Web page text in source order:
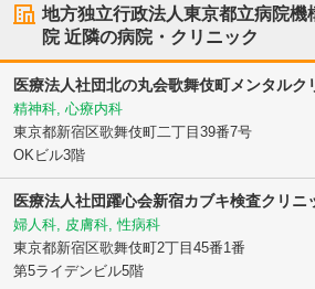
地方独立行政法人東京都立病院機
院近隣の病院・クリニック
医療法人社団北の丸会歌舞伎町メンタルク
精神科, 心療内科
東京都新宿区歌舞伎町二丁目39番7号
OKビル3階
医療法人社団躍心会新宿カブキ検査クリニ
婦人科, 皮膚科, 性病科
東京都新宿区歌舞伎町2丁目45番1番
第5ライデンビル5階